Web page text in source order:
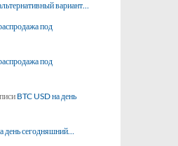
вариант…
под
под
BTC USD на день
день сегодняшний…